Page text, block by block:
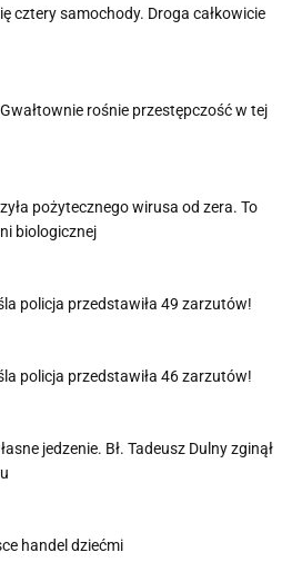
cztery samochody. Droga całkowicie
rośnie przestępczość w tej
pożytecznego wirusa od zera. To
biologicznej
policja przedstawiła 49 zarzutów!
policja przedstawiła 46 zarzutów!
jedzenie. Bł. Tadeusz Dulny zginął
handel dziećmi